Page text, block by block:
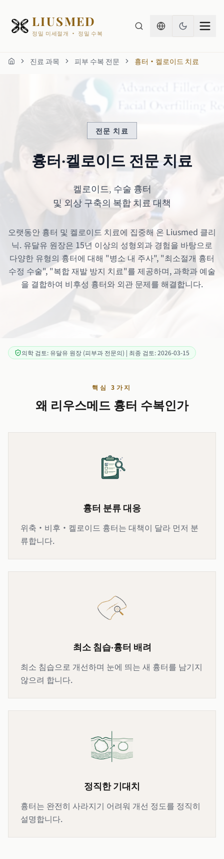
LIUSMED
정밀 미세절개 · 정밀 수복
홈 진료 과목 피부 수복 전문 흉터·켈로이드 치료
전문 치료
흉터·켈로이드 전문 치료
켈로이드, 수술 흉터
및 외상 구축의 복합 치료 대책
오랫동안 흉터 및 켈로이드 치료에 집중해 온 Liusmed 클리
닉. 유달유 원장은 15년 이상의 성형외과 경험을 바탕으로
다양한 유형의 흉터에 대해 "병소 내 주사", "최소절개 흉터
수정 수술", "복합 재발 방지 치료"를 제공하며, 과학과 예술
을 결합하여 비후성 흉터와 외관 문제를 해결합니다.
의학 검토: 유달유 원장 (피부과 전문의) | 최종 검토: 2026-03-15
핵심 3가지
왜 리우스메드 흉터 수복인가
흉터 분류 대응
위축·비후·켈로이드 흉터는 대책이 달라 먼저 분
류합니다.
최소 침습·흉터 배려
최소 침습으로 개선하며 눈에 띄는 새 흉터를 남기지
않으려 합니다.
정직한 기대치
흉터는 완전히 사라지기 어려워 개선 정도를 정직히
설명합니다.